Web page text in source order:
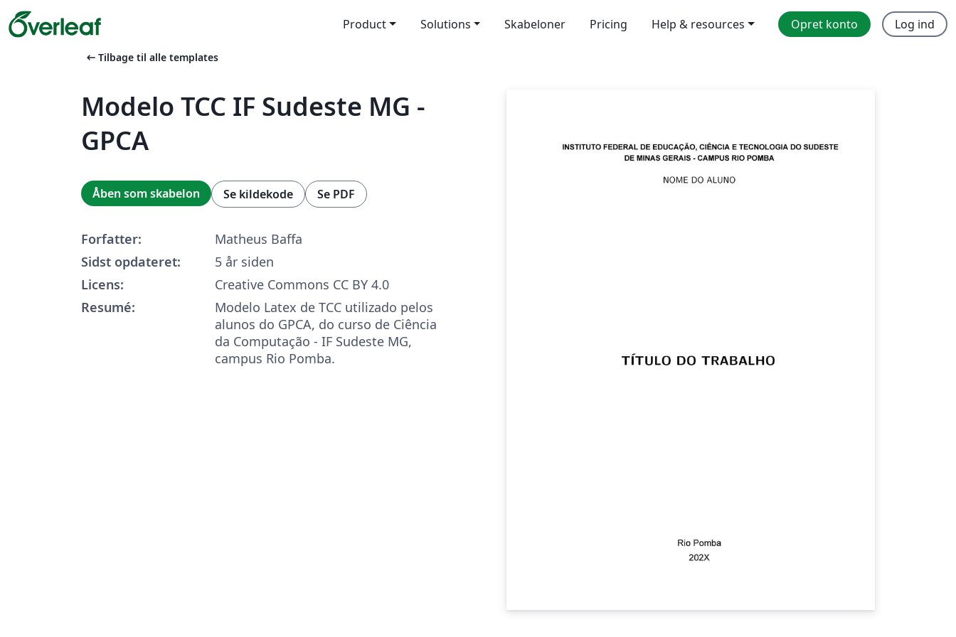
Product Solutions Skabeloner Pricing Help & resources Opret konto Log ind
arrow_left_alt Tilbage til alle templates
Modelo TCC IF Sudeste MG -
GPCA
Åben som skabelon Se kildekode Se PDF
Forfatter:
Matheus Baffa
Sidst opdateret:
5 år siden
Licens:
Creative Commons CC BY 4.0
Resumé:
Modelo Latex de TCC utilizado pelos
alunos do GPCA, do curso de Ciência
da Computação - IF Sudeste MG,
campus Rio Pomba.